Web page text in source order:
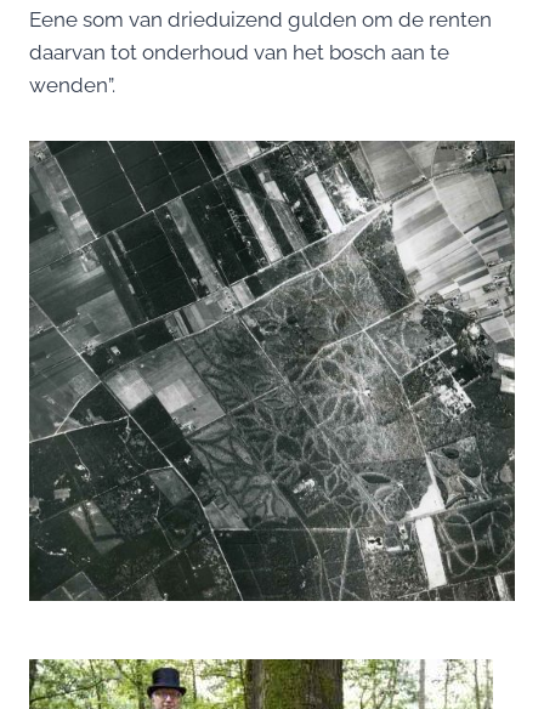
Eene som van drieduizend gulden om de renten
daarvan tot onderhoud van het bosch aan te
wenden”.